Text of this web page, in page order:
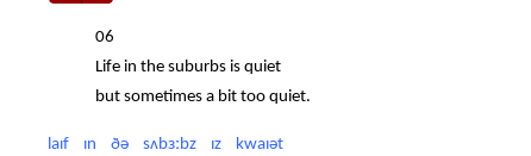
06
Life in the suburbs is quiet
but sometimes a bit too quiet.
laɪf ɪn ðə sʌbɜːbz ɪz kwaɪət